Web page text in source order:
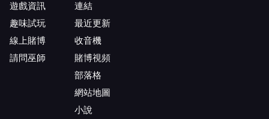
遊戲資訊
趣味試玩
線上賭博
請問巫師
連結
最近更新
收音機
賭博視頻
部落格
網站地圖
小說